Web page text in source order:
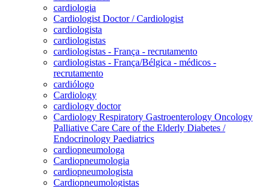
cardiologia
Cardiologist Doctor / Cardiologist
cardiologista
cardiologistas
cardiologistas - França - recrutamento
cardiologistas - França/Bélgica - médicos -
recrutamento
cardiólogo
Cardiology
cardiology doctor
Cardiology Respiratory Gastroenterology Oncology
Palliative Care Care of the Elderly Diabetes /
Endocrinology Paediatrics
cardiopneumologa
Cardiopneumologia
cardiopneumologista
Cardiopneumologistas